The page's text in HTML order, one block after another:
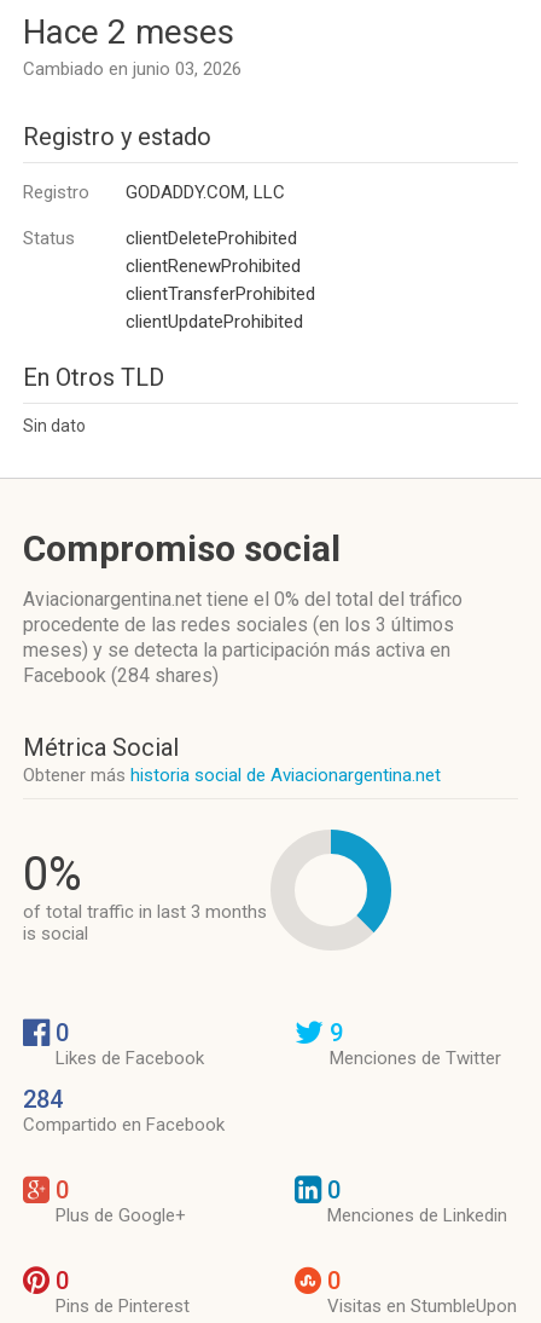
Hace 2 meses
Cambiado en junio 03, 2026
Registro y estado
Registro GODADDY.COM, LLC
Status
clientDeleteProhibited
clientRenewProhibited
clientTransferProhibited
clientUpdateProhibited
En Otros TLD
Sin dato
Compromiso social
Aviacionargentina.net tiene el 0% del total del tráfico
procedente de las redes sociales (en los 3 últimos
meses) y se detecta la participación más activa en
Facebook (284 shares)
Métrica Social
Obtener más historia social de Aviacionargentina.net
0%
of total traffic in last 3 months
is social
0
Likes de Facebook
284
Compartido en Facebook
9
Menciones de Twitter
0
Plus de Google+
0
Menciones de Linkedin
0
Pins de Pinterest
0
Visitas en StumbleUpon